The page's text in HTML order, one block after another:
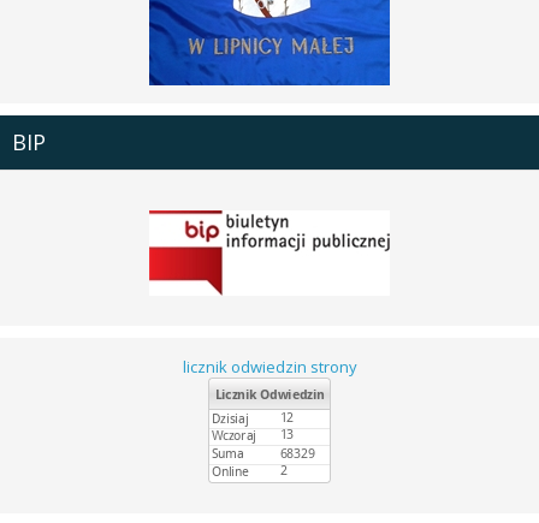
BIP
licznik odwiedzin strony